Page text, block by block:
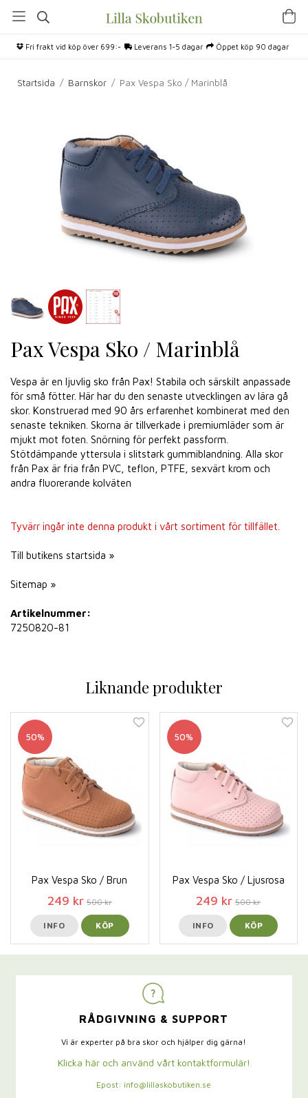
Fri frakt vid köp över 699:- Leverans 1-5 dagar Öppet köp 90 dagar
Startsida / Barnskor / Pax Vespa Sko / Marinblå
Pax Vespa Sko / Marinblå
Vespa är en ljuvlig sko från Pax! Stabila och särskilt anpassade
för små fötter. Här har du den senaste utvecklingen av lära gå
skor. Konstruerad med 90 års erfarenhet kombinerat med den
senaste tekniken. Skorna är tillverkade i premiumläder som är
mjukt mot foten. Snörning för perfekt passform.
Stötdämpande yttersula i slitstark gummiblandning. Alla skor
från Pax är fria från PVC, teflon, PTFE, sexvärt krom och
andra fluorerande kolväten
Tyvärr ingår inte denna produkt i vårt sortiment för tillfället.
Till butikens startsida »
Sitemap »
Artikelnummer:
7250820-81
Liknande produkter
50%
Pax Vespa Sko / Brun
249 kr 500 kr
INFO KÖP
50%
Pax Vespa Sko / Ljusrosa
249 kr 500 kr
INFO KÖP
RÅDGIVNING & SUPPORT
Vi är experter på bra skor och hjälper dig gärna!
Klicka här och använd vårt kontaktformulär!
Epost: info@lillaskobutiken.se